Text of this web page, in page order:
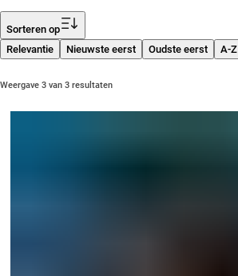
Sorteren op
Relevantie
Nieuwste eerst Oudste eerst A-Z
Weergave 3 van 3 resultaten